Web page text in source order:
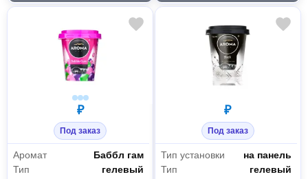
₽
Под заказ
Аромат
Баббл гам
Тип
гелевый
₽
Под заказ
Тип установки
на панель
Тип
гелевый